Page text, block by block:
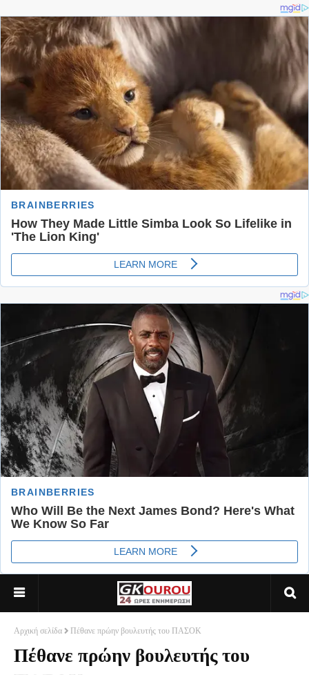
Αρχική σελίδα Πέθανε πρώην βουλευτής του ΠΑΣΟΚ
Πέθανε πρώην βουλευτής του